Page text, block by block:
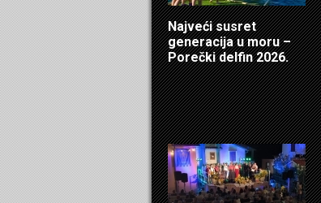
Najveći susret
generacija u moru –
Porečki delfin 2026.